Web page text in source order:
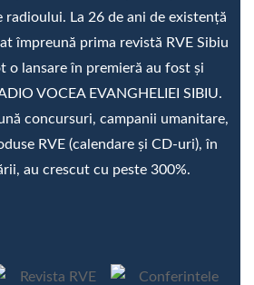
radioului. La 26 de ani de existență
împreună prima revistă RVE Sibiu
o lansare în premieră au fost și
VOCEA EVANGHELIEI SIBIU.
concursuri, campanii umanitare,
RVE (calendare și CD-uri), în
au crescut cu peste 300%.